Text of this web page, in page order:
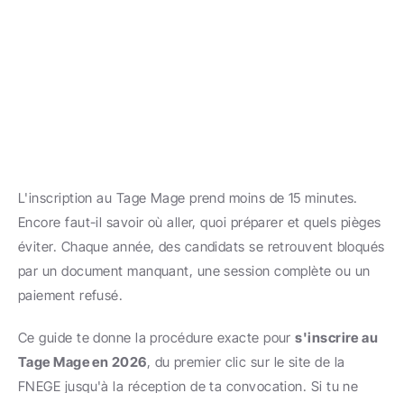
L'inscription au Tage Mage prend moins de 15 minutes.
Encore faut-il savoir où aller, quoi préparer et quels pièges
éviter. Chaque année, des candidats se retrouvent bloqués
par un document manquant, une session complète ou un
paiement refusé.
Ce guide te donne la procédure exacte pour s'inscrire au
Tage Mage en 2026, du premier clic sur le site de la
FNEGE jusqu'à la réception de ta convocation. Si tu ne